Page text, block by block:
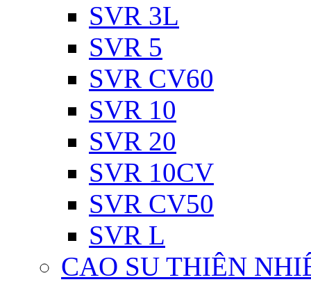
SVR 3L
SVR 5
SVR CV60
SVR 10
SVR 20
SVR 10CV
SVR CV50
SVR L
CAO SU THIÊN